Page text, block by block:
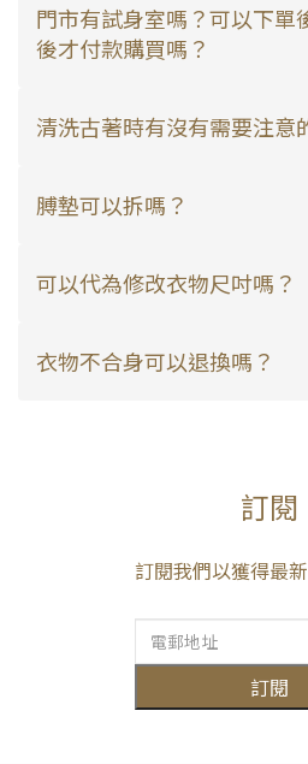
門市有試身室嗎？可以下單
後才付款購買嗎？
清洗古著時有沒有需要注意
膊墊可以拆嗎？
可以代為修改衣物尺吋嗎？
衣物不合身可以退換嗎？
訂閱
訂閱我們以獲得最
訂閱